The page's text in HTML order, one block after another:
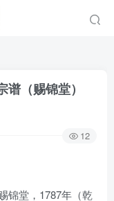
（赐锦堂）
12
锦堂，1787年（乾